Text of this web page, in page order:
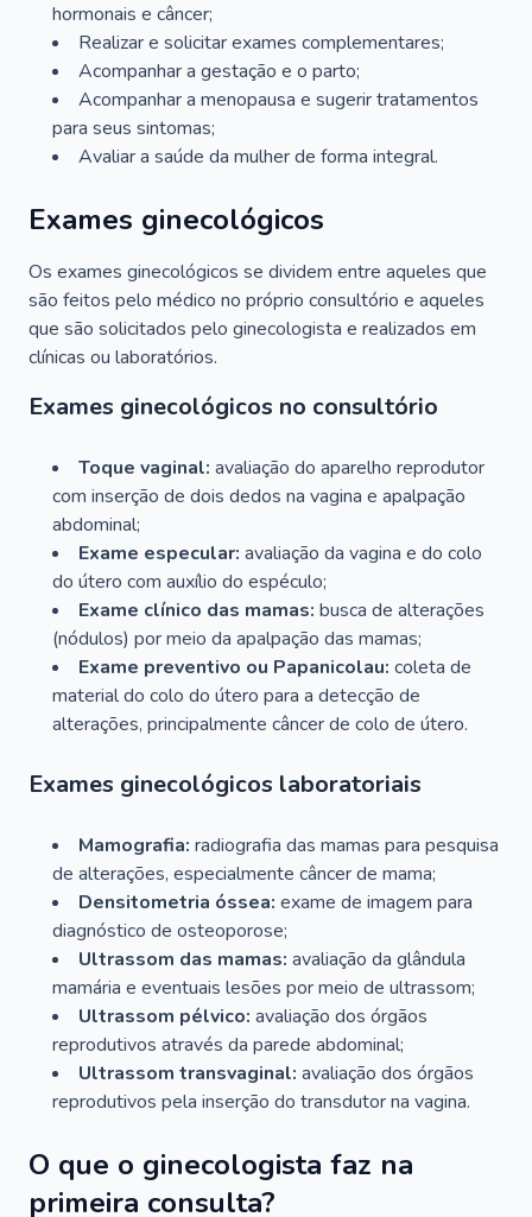
hormonais e câncer;
Realizar e solicitar exames complementares;
Acompanhar a gestação e o parto;
Acompanhar a menopausa e sugerir tratamentos
para seus sintomas;
Avaliar a saúde da mulher de forma integral.
Exames ginecológicos
Os exames ginecológicos se dividem entre aqueles que
são feitos pelo médico no próprio consultório e aqueles
que são solicitados pelo ginecologista e realizados em
clínicas ou laboratórios.
Exames ginecológicos no consultório
Toque vaginal: avaliação do aparelho reprodutor
com inserção de dois dedos na vagina e apalpação
abdominal;
Exame especular: avaliação da vagina e do colo
do útero com auxílio do espéculo;
Exame clínico das mamas: busca de alterações
(nódulos) por meio da apalpação das mamas;
Exame preventivo ou Papanicolau: coleta de
material do colo do útero para a detecção de
alterações, principalmente câncer de colo de útero.
Exames ginecológicos laboratoriais
Mamografia: radiografia das mamas para pesquisa
de alterações, especialmente câncer de mama;
Densitometria óssea: exame de imagem para
diagnóstico de osteoporose;
Ultrassom das mamas: avaliação da glândula
mamária e eventuais lesões por meio de ultrassom;
Ultrassom pélvico: avaliação dos órgãos
reprodutivos através da parede abdominal;
Ultrassom transvaginal: avaliação dos órgãos
reprodutivos pela inserção do transdutor na vagina.
O que o ginecologista faz na
primeira consulta?